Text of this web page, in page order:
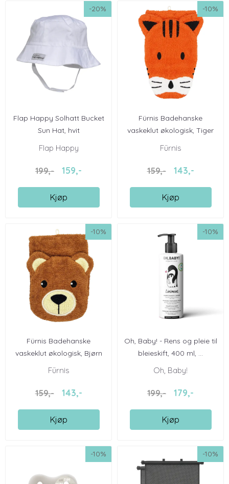
-20%
Flap Happy Solhatt Bucket
Sun Hat, hvit
Flap Happy
199,- 159,-
Kjøp
-10%
Fürnis Badehanske
vaskeklut økologisk, Tiger
Fürnis
159,- 143,-
Kjøp
-10%
Fürnis Badehanske
vaskeklut økologisk, Bjørn
Fürnis
159,- 143,-
Kjøp
-10%
Oh, Baby! - Rens og pleie til
bleieskift, 400 ml, ...
Oh, Baby!
199,- 179,-
Kjøp
-10% -10%